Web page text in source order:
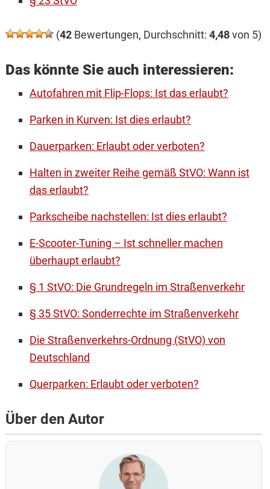
(42Bewertungen, Durchschnitt: 4,48von 5)
Das könnte Sie auch interessieren:
Autofahren mit Flip-Flops: Ist das erlaubt?
Parken in Kurven: Ist dies erlaubt?
Dauerparken: Erlaubt oder verboten?
Halten in zweiter Reihe gemäß StVO: Wann ist
das erlaubt?
Parkscheibe nachstellen: Ist dies erlaubt?
E-Scooter-Tuning – Ist schneller machen
überhaupt erlaubt?
§ 1 StVO: Die Grundregeln im Straßenverkehr
§ 35 StVO: Sonderrechte im Straßenverkehr
Die Straßenverkehrs-Ordnung (StVO) von
Deutschland
Querparken: Erlaubt oder verboten?
Über den Autor